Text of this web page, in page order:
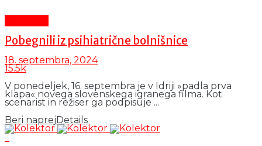
Pobegnili iz psihiatrične bolnišnice
18. septembra, 2024
15.5k
V ponedeljek, 16. septembra je v Idriji »padla prva
klapa« novega slovenskega igranega filma. Kot
scenarist in režiser ga podpisuje ...
Beri naprej Details